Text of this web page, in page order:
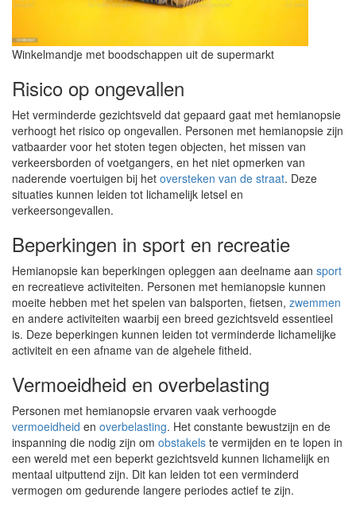
Winkelmandje met boodschappen uit de supermarkt
Risico op ongevallen
Het verminderde gezichtsveld dat gepaard gaat met hemianopsie
verhoogt het risico op ongevallen. Personen met hemianopsie zijn
vatbaarder voor het stoten tegen objecten, het missen van
verkeersborden of voetgangers, en het niet opmerken van
naderende voertuigen bij het oversteken van de straat. Deze
situaties kunnen leiden tot lichamelijk letsel en
verkeersongevallen.
Beperkingen in sport en recreatie
Hemianopsie kan beperkingen opleggen aan deelname aan sport
en recreatieve activiteiten. Personen met hemianopsie kunnen
moeite hebben met het spelen van balsporten, fietsen, zwemmen
en andere activiteiten waarbij een breed gezichtsveld essentieel
is. Deze beperkingen kunnen leiden tot verminderde lichamelijke
activiteit en een afname van de algehele fitheid.
Vermoeidheid en overbelasting
Personen met hemianopsie ervaren vaak verhoogde
vermoeidheid en overbelasting. Het constante bewustzijn en de
inspanning die nodig zijn om obstakels te vermijden en te lopen in
een wereld met een beperkt gezichtsveld kunnen lichamelijk en
mentaal uitputtend zijn. Dit kan leiden tot een verminderd
vermogen om gedurende langere periodes actief te zijn.